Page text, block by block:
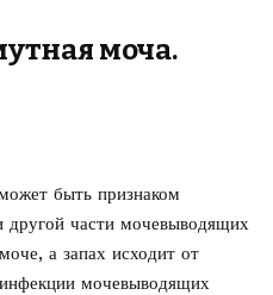
моча.
быть признаком
части мочевыводящих
а запах исходит от
мочевыводящих